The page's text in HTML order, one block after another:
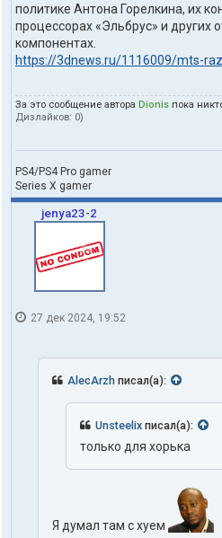
политике Антона Горелкина, их
процессорах «Эльбрус» и других
компонентах.
https://3dnews.ru/1116009/mts-
За это сообщение автора Dionis пока
Дизлайков: 0)
PS4/PS4 Pro gamer
Series X gamer
jenya23-2
27 дек 2024, 19:52
AlecArzh писал(а):
Unsteelix писал(а):
только для хорька
Я думал там с хуем